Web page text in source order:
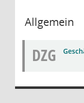
Allgemein
DZG